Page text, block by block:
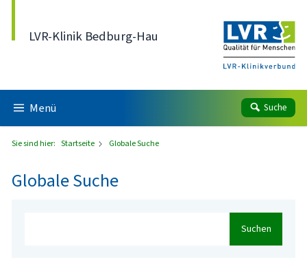
LVR-Klinik Bedburg-Hau
Menü Suche
Sie sind hier: Startseite Globale Suche
Globale Suche
Suchen